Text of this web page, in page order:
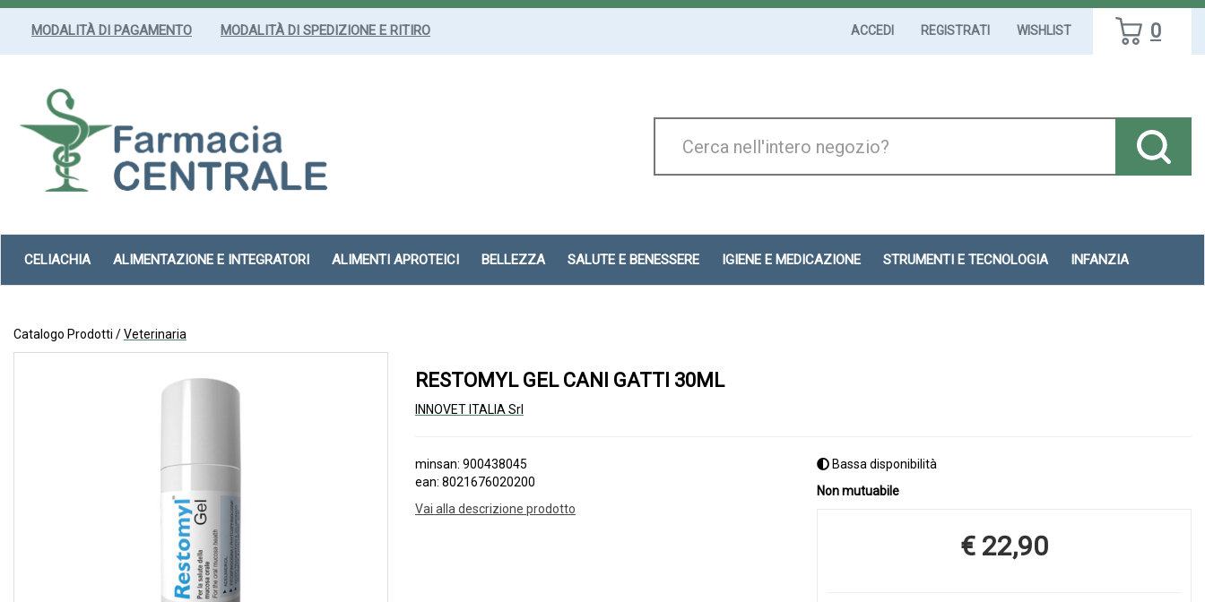
Passa
MODALITÀ DI PAGAMENTO MODALITÀ DI SPEDIZIONE E RITIRO ACCEDI REGISTRATI WISHLIST 0
Prodotto
CELIACHIA ALIMENTAZIONE E INTEGRATORI ALIMENTI APROTEICI BELLEZZA SALUTE E BENESSERE IGIENE E MEDICAZIONE STRUMENTI E TECNOLOGIA INFANZIA
Catalogo Prodotti /Veterinaria
RESTOMYL GEL CANI GATTI 30ML
INNOVET ITALIA Srl
minsan: 900438045
ean: 8021676020200
Vai alla descrizione prodotto
Bassa disponibilità
Non mutuabile
Prezzo
€ 22,90